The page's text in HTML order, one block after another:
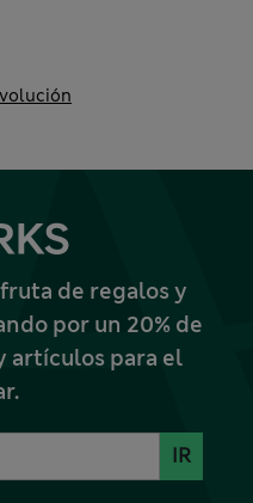
de regalos y
por un 20% de
artículos para el
IR